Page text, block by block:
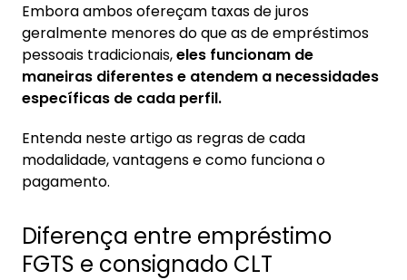
2. Qual modalidade de crédito libera mais
dinheiro?
3. Vantagens e desvantagens
Embora ambos ofereçam taxas de juros
geralmente menores do que as de empréstimos
pessoais tradicionais,eles funcionam de
maneiras diferentes e atendem a necessidades
específicas de cada perfil.
Entenda neste artigo as regras de cada
modalidade, vantagens e como funciona o
pagamento.
Diferença entre empréstimo
FGTS e consignado CLT